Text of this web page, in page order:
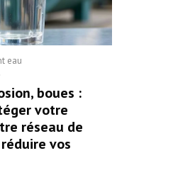
eau
boues :
votre
réseau de
vos